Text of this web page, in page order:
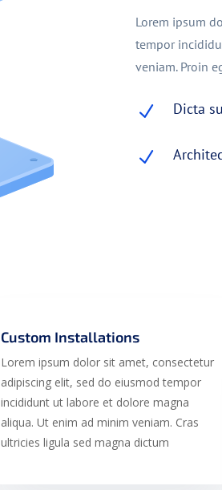
Lorem ipsum
tempor
veniam. Proin
N Dicta
N
Custom Installations
Lorem ipsum dolor sit amet, consectetur
adipiscing elit, sed do eiusmod tempor
incididunt ut labore et dolore magna
aliqua. Ut enim ad minim veniam. Cras
ultricies ligula sed magna dictum